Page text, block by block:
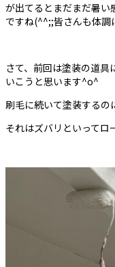
が出てるとまだまだ暑い
ですね(^^;;皆さんも体
さて、前回は塗装の道
いこうと思います^o^
刷毛に続いて塗装する
それはズバリといって